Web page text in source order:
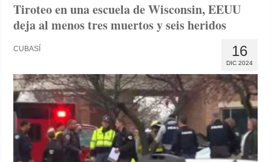
Tiroteo en una escuela de Wisconsin, EEUU
deja al menos tres muertos y seis heridos
16
DIC 2024
CUBASÍ